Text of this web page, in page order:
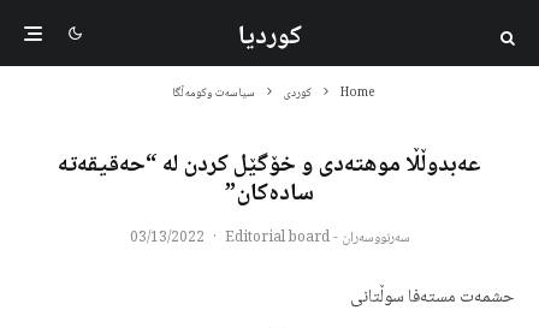
کوردیا
Home کوردی سیاسەت وکومەڵگا
عەبدوڵڵا موهتەدی و خۆگێل‌‌ کردن لە “حەقیقەتە
سادەکان”
سەرنووسەران - Editorial board ·
03/13/2022
حشمەت مستەفا سوڵتانی